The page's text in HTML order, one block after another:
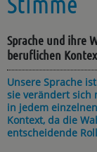
Sprache und ihre
beruflichen
Unsere Sprache
sie verändert sich
in jedem
Kontext, da die
entscheidende